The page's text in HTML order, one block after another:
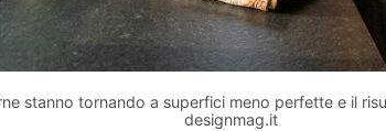
stanno tornando a superfici meno perfette e il
designmag.it